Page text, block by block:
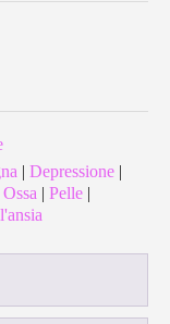
| Depressione |
Ossa | Pelle |